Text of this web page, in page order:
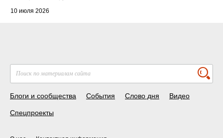
10 июля 2026
Блоги и сообщества События Слово дня Видео
Спецпроекты